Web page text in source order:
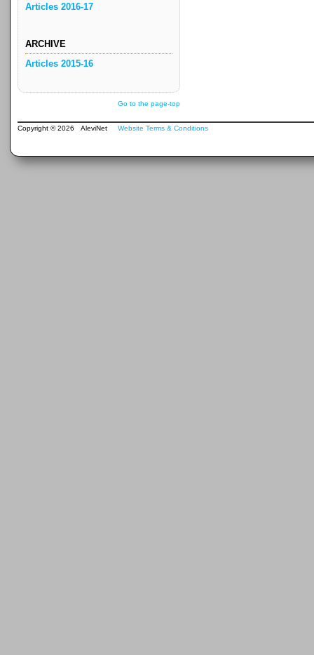
Articles 2016-17
ARCHIVE
Articles 2015-16
Go to the page-top
Copyright © 2026 AleviNet Website Terms & Conditions